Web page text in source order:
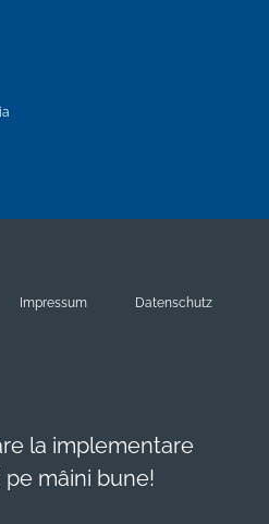
Impressum Datenschutz
la implementare
pe mâini bune!